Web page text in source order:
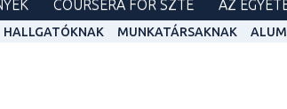
COURSERA FOR SZTE AZ
HALLGATÓKNAK MUNKATÁRSAKNAK